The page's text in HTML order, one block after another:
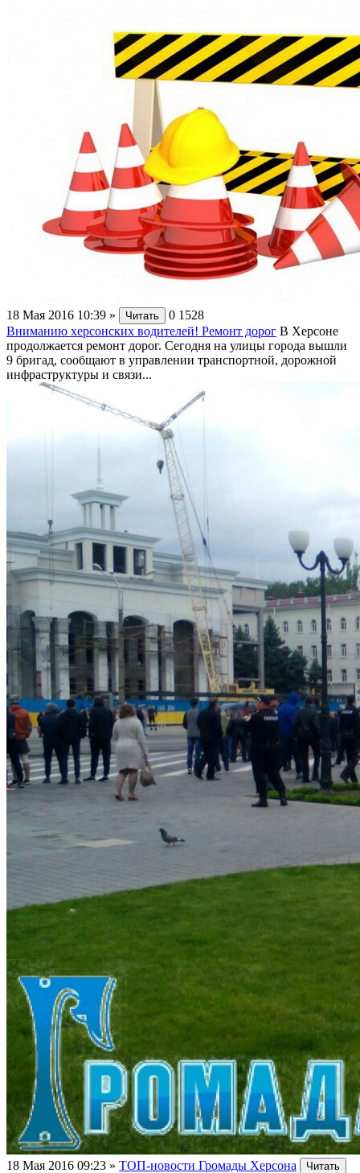
18 Мая 2016 10:39 » Читать 0 1528
Вниманию херсонских водителей! Ремонт дорог В Херсоне
продолжается ремонт дорог. Сегодня на улицы города вышли
9 бригад, сообщают в управлении транспортной, дорожной
инфраструктуры и связи...
18 Мая 2016 09:23 » ТОП-новости Громады Херсона Читать